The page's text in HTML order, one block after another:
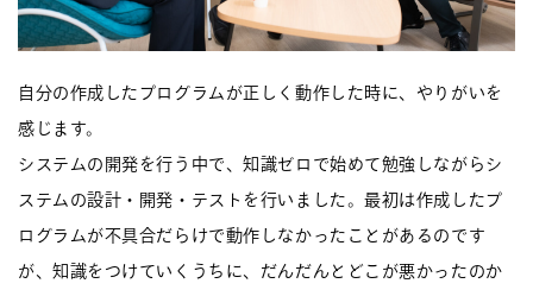
自分の作成したプログラムが正しく動作した時に、やりがいを
感じます。
システムの開発を行う中で、知識ゼロで始めて勉強しながらシ
ステムの設計・開発・テストを行いました。最初は作成したプ
ログラムが不具合だらけで動作しなかったことがあるのです
が、知識をつけていくうちに、だんだんとどこが悪かったのか